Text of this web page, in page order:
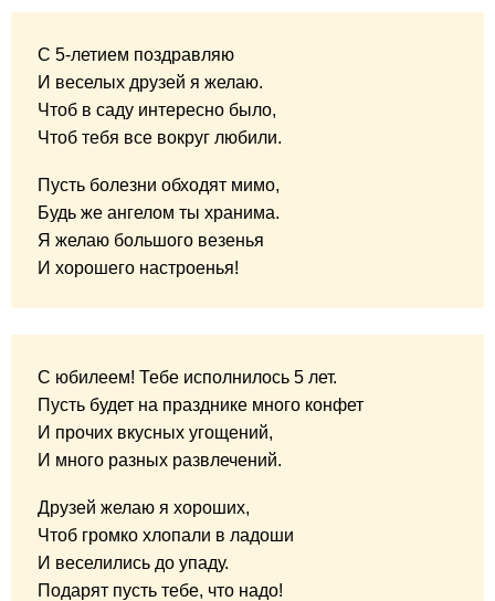
С 5-летием поздравляю
И веселых друзей я желаю.
Чтоб в саду интересно было,
Чтоб тебя все вокруг любили.
Пусть болезни обходят мимо,
Будь же ангелом ты хранима.
Я желаю большого везенья
И хорошего настроенья!
С юбилеем! Тебе исполнилось 5 лет.
Пусть будет на празднике много конфет
И прочих вкусных угощений,
И много разных развлечений.
Друзей желаю я хороших,
Чтоб громко хлопали в ладоши
И веселились до упаду.
Подарят пусть тебе, что надо!